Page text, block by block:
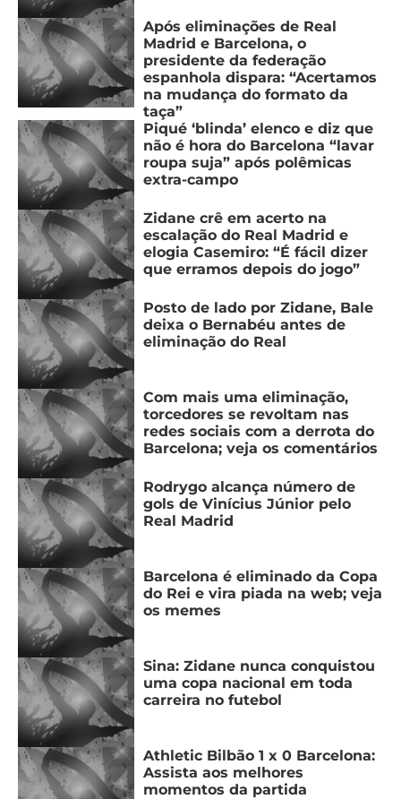
ATLÉTICO
MG
CRUZEIRO
Após eliminações de Real
Madrid e Barcelona, o
presidente da federação
espanhola dispara: “Acertamos
na mudança do formato da
taça”
Piqué ‘blinda’ elenco e diz que
não é hora do Barcelona “lavar
roupa suja” após polêmicas
extra-campo
Zidane crê em acerto na
escalação do Real Madrid e
elogia Casemiro: “É fácil dizer
que erramos depois do jogo”
Posto de lado por Zidane, Bale
deixa o Bernabéu antes de
eliminação do Real
Com mais uma eliminação,
torcedores se revoltam nas
redes sociais com a derrota do
Barcelona; veja os comentários
Rodrygo alcança número de
gols de Vinícius Júnior pelo
Real Madrid
Barcelona é eliminado da Copa
do Rei e vira piada na web; veja
os memes
Sina: Zidane nunca conquistou
uma copa nacional em toda
carreira no futebol
Athletic Bilbão 1 x 0 Barcelona:
Assista aos melhores
momentos da partida